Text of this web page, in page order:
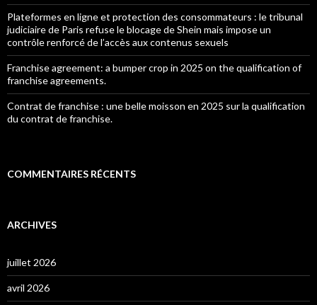
Plateformes en ligne et protection des consommateurs : le tribunal
judiciaire de Paris refuse le blocage de Shein mais impose un
contrôle renforcé de l’accès aux contenus sexuels
Franchise agreement: a bumper crop in 2025 on the qualification of
franchise agreements.
Contrat de franchise : une belle moisson en 2025 sur la qualification
du contrat de franchise.
COMMENTAIRES RÉCENTS
ARCHIVES
juillet 2026
avril 2026